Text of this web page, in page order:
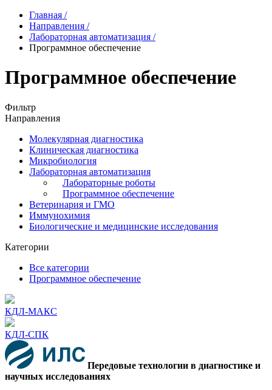
Главная /
Направления /
Лабораторная автоматизация /
Программное обеспечение
Программное обеспечение
Фильтр
Направления
Молекулярная диагностика
Клиническая диагностика
Микробиология
Лабораторная автоматизация
Лабораторные роботы
Программное обеспечение
Ветеринария и ГМО
Иммунохимия
Биологические и медицинские исследования
Категории
Все категории
Программное обеспечение
КДЛ-МАКС
КДЛ-СПК
Передовые технологии в диагностике и
научных исследованиях